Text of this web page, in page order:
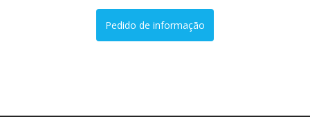
Pedido de informação